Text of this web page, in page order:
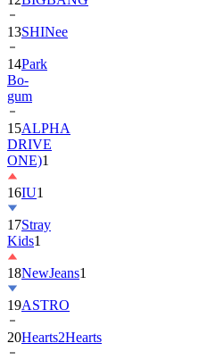
13SHINee
14Park
Bo-
gum
15ALPHA
DRIVE
ONE)1
16IU1
17Stray
Kids1
18NewJeans1
19ASTRO
20Hearts2Hearts